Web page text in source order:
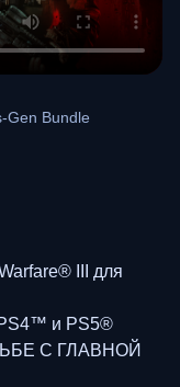
Gen Bundle
III для
PS4™ и PS5®
С ГЛАВНОЙ